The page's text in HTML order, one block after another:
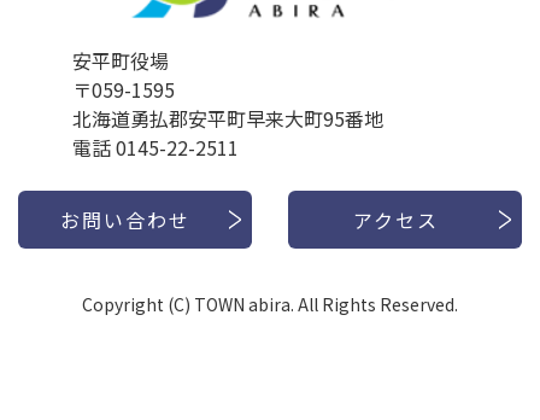
安平町役場
〒059-1595
北海道勇払郡安平町早来大町95番地
電話 0145-22-2511
お問い合わせ アクセス
Copyright (C) TOWN abira. All Rights Reserved.